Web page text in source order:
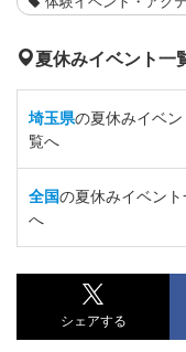
夏休みイベント一
埼玉県の夏休みイベ
覧へ
全国の夏休みイベン
へ
シェアする